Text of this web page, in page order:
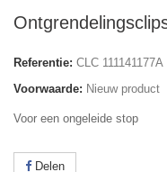
Referentie: CLC 111141177A
Voorwaarde: Nieuw product
Voor een ongeleide stop
Delen